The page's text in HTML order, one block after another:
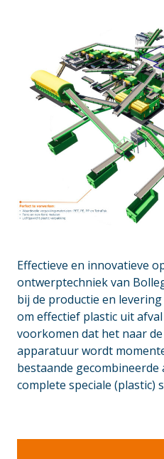
Effectieve en innovatieve
ontwerptechniek van
bij de productie en
om effectief plastic uit
voorkomen dat het naar
apparatuur wordt
bestaande
complete speciale (plastic)